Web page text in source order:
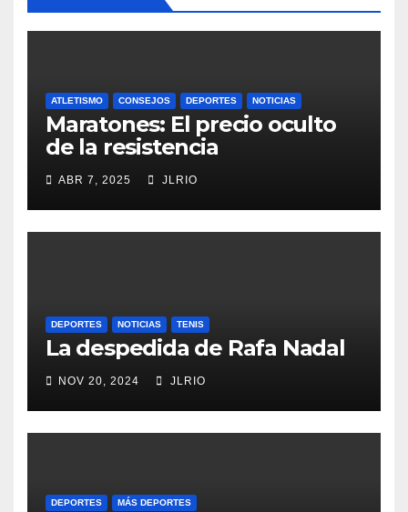
ATLETISMO CONSEJOS DEPORTES NOTICIAS
Maratones: El precio oculto
de la resistencia
ABR 7, 2025 JLRIO
DEPORTES NOTICIAS TENIS
La despedida de Rafa Nadal
NOV 20, 2024 JLRIO
DEPORTES MÁS DEPORTES